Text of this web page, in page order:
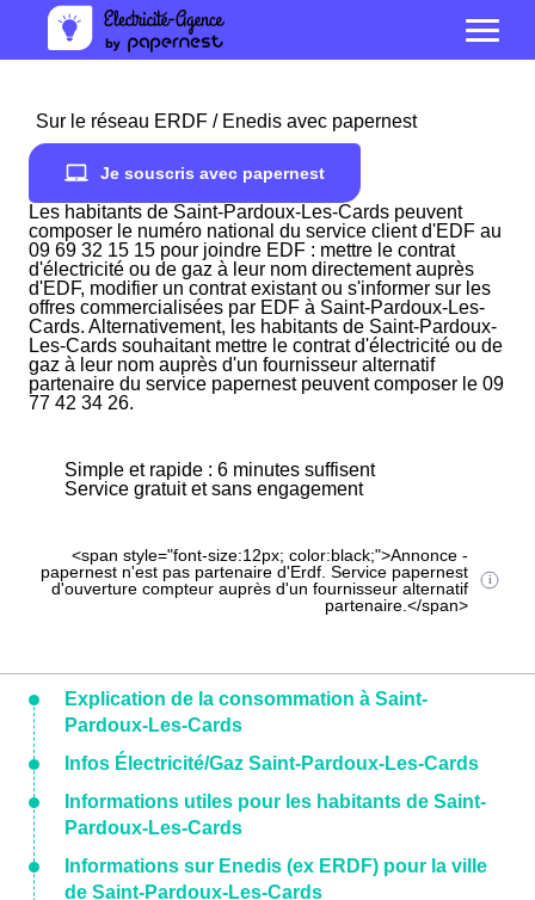
Sur le réseau ERDF / Enedis avec papernest
Je souscris avec papernest
Les habitants de Saint-Pardoux-Les-Cards peuvent
composer le numéro national du service client d'EDF au
09 69 32 15 15 pour joindre EDF : mettre le contrat
d'électricité ou de gaz à leur nom directement auprès
d'EDF, modifier un contrat existant ou s'informer sur les
offres commercialisées par EDF à Saint-Pardoux-Les-
Cards. Alternativement, les habitants de Saint-Pardoux-
Les-Cards souhaitant mettre le contrat d'électricité ou de
gaz à leur nom auprès d'un fournisseur alternatif
partenaire du service papernest peuvent composer le 09
77 42 34 26.
Simple et rapide : 6 minutes suffisent
Service gratuit et sans engagement
<span style="font-size:12px; color:black;">Annonce -
papernest n'est pas partenaire d'Erdf. Service papernest
d'ouverture compteur auprès d'un fournisseur alternatif
partenaire.</span>
Explication de la consommation à Saint-
Pardoux-Les-Cards
Infos Électricité/Gaz Saint-Pardoux-Les-Cards
Informations utiles pour les habitants de Saint-
Pardoux-Les-Cards
Informations sur Enedis (ex ERDF) pour la ville
de Saint-Pardoux-Les-Cards